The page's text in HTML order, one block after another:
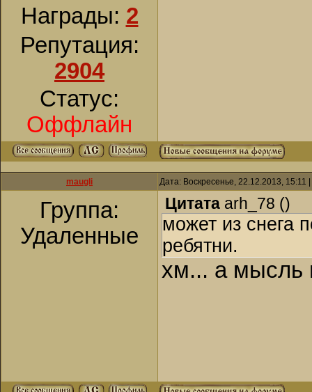
Награды: 2
Репутация:
2904
Статус:
Оффлайн
maugli Дата: Воскресенье, 22.12.2013,
Группа:
Удаленные
Цитата arh_78 ()
может из снега
ребятни.
хм... а мысль